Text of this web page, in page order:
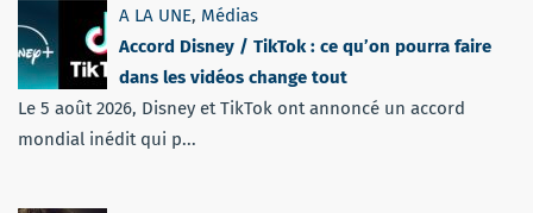
A LA UNE, Médias
Accord Disney / TikTok : ce qu’on pourra faire
dans les vidéos change tout
Le 5 août 2026, Disney et TikTok ont annoncé un accord
mondial inédit qui p...